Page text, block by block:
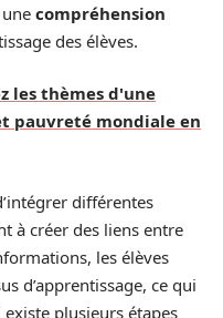
compréhension
des élèves.
les thèmes d'une
pauvreté mondiale en
différentes
à créer des liens entre
les élèves
d’apprentissage, ce qui
plusieurs étapes